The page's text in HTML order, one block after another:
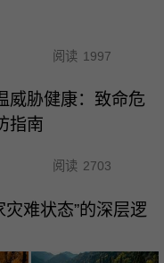
阅读 1997
威胁健康：致命危
指南
阅读 2703
难状态”的深层逻